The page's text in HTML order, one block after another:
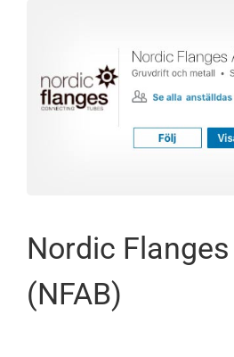
Nordic Flanges
(NFAB)